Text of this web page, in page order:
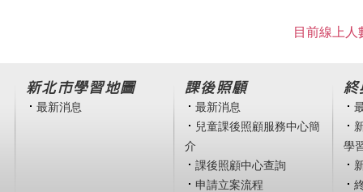
目前線上
新北市學習地圖
最新消息
課後照顧
最新消息
兒童課後照顧服務中心簡
介
課後照顧中心查詢
申請立案流程
終
學